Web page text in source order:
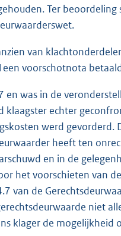
Ter
van
voorschotnota
en was in de
klaagster echter
werd gevorderd.
heeft ten
en in de
het voorschieten van
van de
niet
klager de mogelijkheid